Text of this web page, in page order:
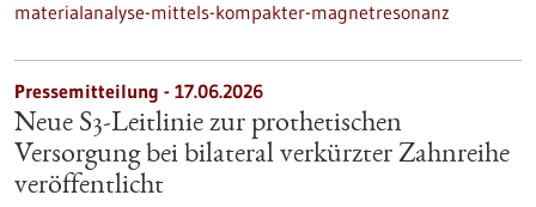
materialanalyse-mittels-kompakter-magnetresonanz
Pressemitteilung - 17.06.2026
Neue S3-​Leitlinie zur prothetischen
Versorgung bei bilateral verkürzter Zahnreihe
veröffentlicht